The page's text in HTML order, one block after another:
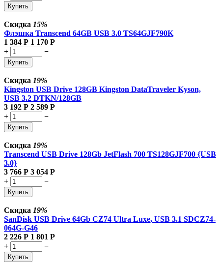
Купить
Скидка 15%
Флэшка Transcend 64GB USB 3.0 TS64GJF790K
1 384 Р 1 170 Р
+
−
Купить
Скидка 19%
Kingston USB Drive 128GB Kingston DataTraveler Kyson,
USB 3.2 DTKN/128GB
3 192 Р 2 589 Р
+
−
Купить
Скидка 19%
Transcend USB Drive 128Gb JetFlash 700 TS128GJF700 {USB
3.0}
3 766 Р 3 054 Р
+
−
Купить
Скидка 19%
SanDisk USB Drive 64Gb CZ74 Ultra Luxe, USB 3.1 SDCZ74-
064G-G46
2 226 Р 1 801 Р
+
−
Купить